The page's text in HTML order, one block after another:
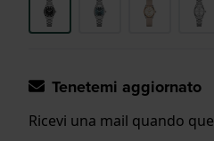
Tenetemi aggiornato
Ricevi una mail quando